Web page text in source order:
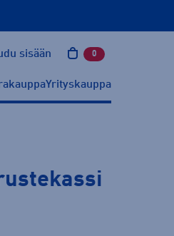
sisään 0 tuotetta
Yrityskauppa